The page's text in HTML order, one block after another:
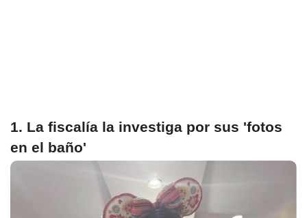
1. La fiscalía la investiga por sus 'fotos
en el baño'